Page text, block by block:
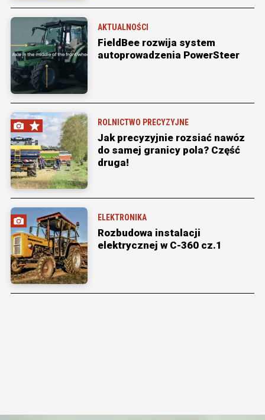
AKTUALNOŚCI
FieldBee rozwija system
autoprowadzenia PowerSteer
ROLNICTWO PRECYZYJNE
Jak precyzyjnie rozsiać nawóz
do samej granicy pola? Część
druga!
ELEKTRONIKA
Rozbudowa instalacji
elektrycznej w C-360 cz.1